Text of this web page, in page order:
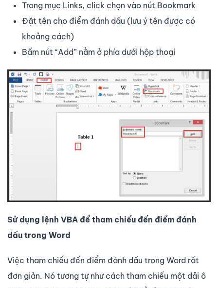
Trong mục Links, click chọn vào nút Bookmark
Đặt tên cho điểm đánh dấu (lưu ý tên được có
khoảng cách)
Bấm nút “Add” nằm ở phía dưới hộp thoại
Sử dụng lệnh VBA để tham chiếu đến điểm đánh
dấu trong Word
Việc tham chiếu đến điểm đánh dấu trong Word rất
đơn giản. Nó tương tự như cách tham chiếu một dải ô